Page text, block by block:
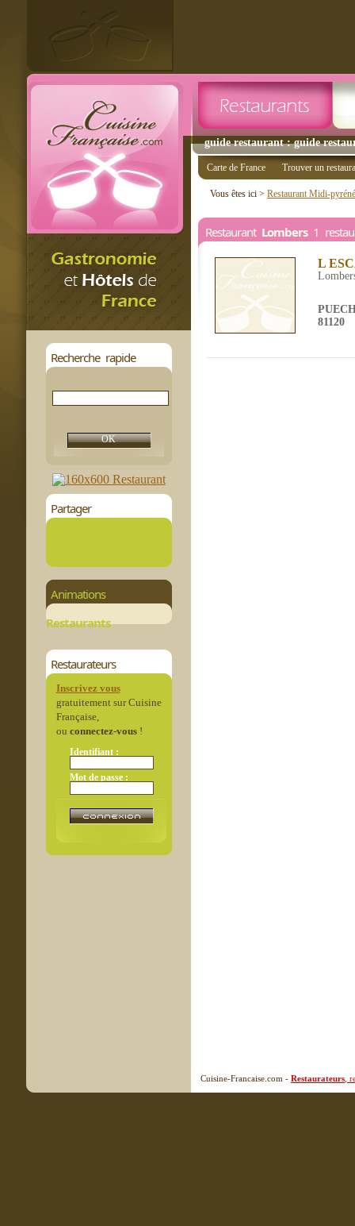
guide restaurant : guide
Recherche rapide
Partager
Animations
Restaurants
Restaurateurs
Inscrivez vous
gratuitement sur Cuisine
Française,
ou connectez-vous!
Identifiant :
Mot de passe :
Carte de France Trouver un
Vous êtes ici > Restaurant Midi-
Restaurant Lombers1
L
81120
Cuisine-Francaise.com - Restaurateurs ,